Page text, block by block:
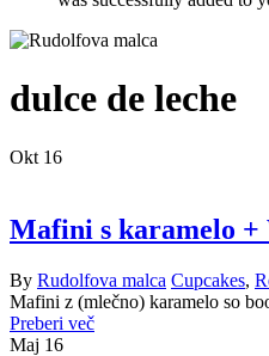
dulce de leche
Okt 16
Mafini s karamelo
By Rudolfova malca Cupcakes,
Mafini z (mlečno) karamelo so
Preberi več
Maj 16